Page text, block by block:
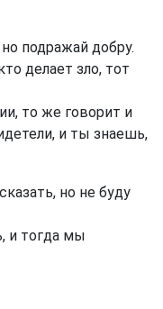
подражай добру.
делает зло, тот
то же говорит и
и ты знаешь,
но не буду
и тогда мы